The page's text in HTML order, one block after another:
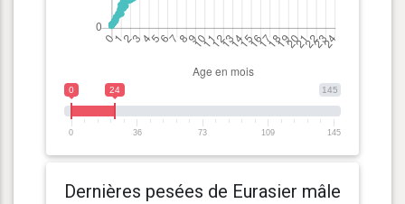
145
0 24
0 36 73 109 145
Dernières pesées de Eurasier mâle